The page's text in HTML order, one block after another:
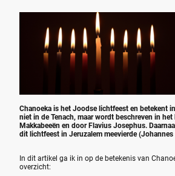
Chanoeka is het Joodse lichtfeest en betekent
niet in de Tenach, maar wordt beschreven in het
Makkabeeën en door Flavius Josephus.
dit lichtfeest in Jeruzalem meevierde
In dit artikel ga ik in op de betekenis van
overzicht: